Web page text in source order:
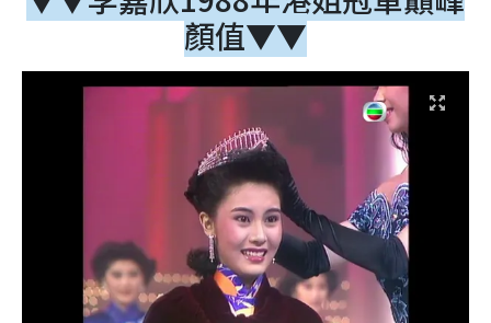
顏值▼▼